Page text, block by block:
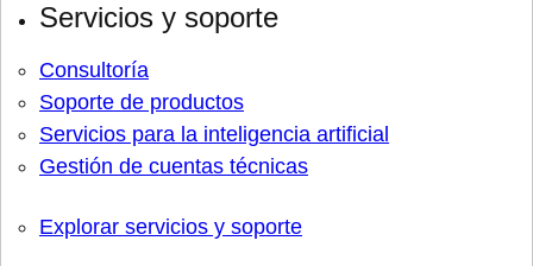
Servicios y soporte
Consultoría
Soporte de productos
Servicios para la inteligencia artificial
Gestión de cuentas técnicas
Explorar servicios y soporte